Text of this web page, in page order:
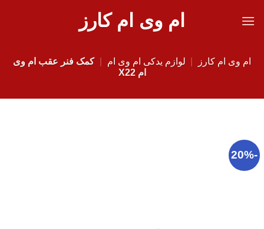
ام وی ام کارز
ام وی ام کارز لوازم یدکی ام وی ام
کمک فنر عقب ام وی
ام X22
-20%